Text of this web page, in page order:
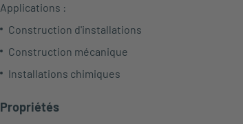
Applications :
Construction d'installations
Construction mécanique
Installations chimiques
Propriétés